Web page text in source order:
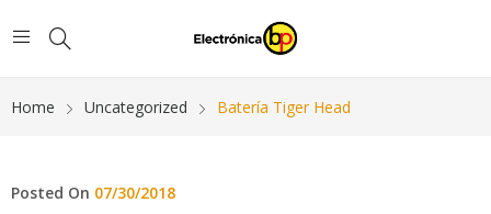
Home Uncategorized Batería Tiger Head
Posted On 07/30/2018